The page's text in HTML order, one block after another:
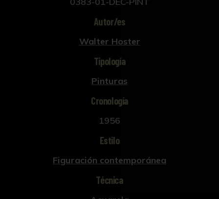
Autor/es
Walter Hoster
Tipología
Pinturas
Cronología
1956
Estilo
Figuración contemporánea
Técnica